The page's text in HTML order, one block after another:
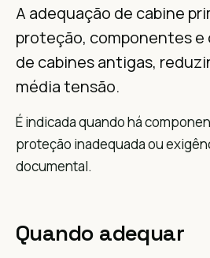
A adequação de cabine
proteção, componentes
de cabines antigas,
média tensão.
É indicada quando há
proteção inadequada ou
documental.
Quando adequar